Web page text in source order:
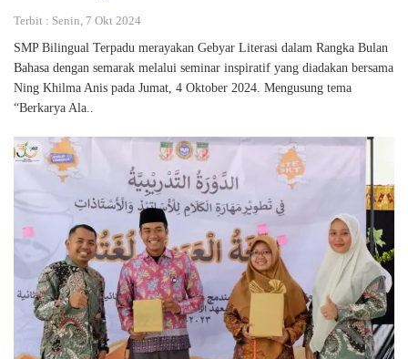
Terbit : Senin, 7 Okt 2024
SMP Bilingual Terpadu merayakan Gebyar Literasi dalam Rangka Bulan
Bahasa dengan semarak melalui seminar inspiratif yang diadakan bersama
Ning Khilma Anis pada Jumat, 4 Oktober 2024. Mengusung tema
“Berkarya Ala..